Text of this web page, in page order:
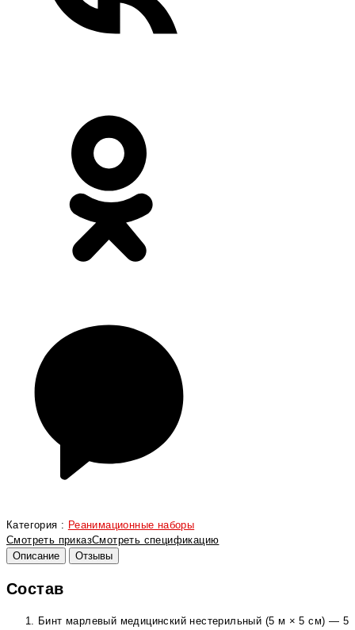
Категория : Реанимационные наборы
Смотреть приказСмотреть спецификацию
Описание
Отзывы
Состав
Бинт марлевый медицинский нестерильный (5 м × 5 см) — 5